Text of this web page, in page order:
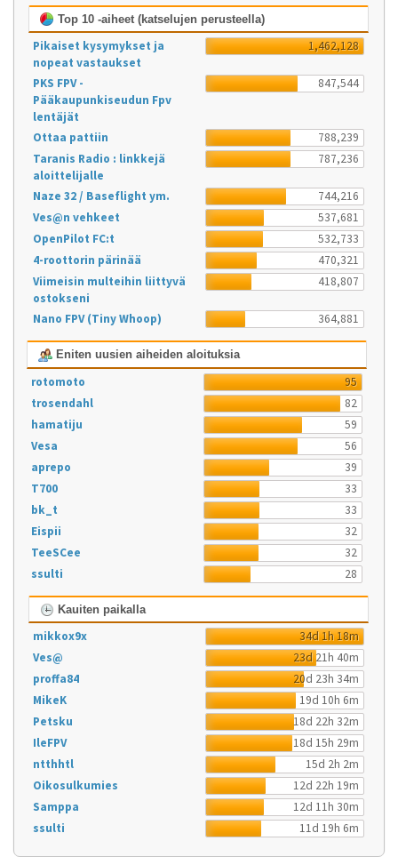
Top 10 -aiheet (katselujen perusteella)
Pikaiset kysymykset ja
nopeat vastaukset
1,462,128
PKS FPV -
Pääkaupunkiseudun Fpv
lentäjät
847,544
Ottaa pattiin
788,239
Taranis Radio : linkkejä
aloittelijalle
787,236
Naze 32 / Baseflight ym.
744,216
Ves@n vehkeet
537,681
OpenPilot FC:t
532,733
4-roottorin pärinää
470,321
Viimeisin multeihin liittyvä
ostokseni
418,807
Nano FPV (Tiny Whoop) 364,881
Eniten uusien aiheiden aloituksia
rotomoto
95
trosendahl
82
hamatiju
59
Vesa
56
aprepo
39
T700
33
bk_t
33
Eispii
32
TeeSCee
32
ssulti
28
Kauiten paikalla
mikkox9x
34d 1h 18m
Ves@
23d 21h 40m
proffa84
20d 23h 34m
MikeK
19d 10h 6m
Petsku
18d 22h 32m
IleFPV
18d 15h 29m
ntthhtl
15d 2h 2m
Oikosulkumies
12d 22h 19m
Samppa
12d 11h 30m
ssulti
11d 19h 6m